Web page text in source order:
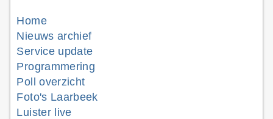
Home
Nieuws archief
Service update
Programmering
Poll overzicht
Foto's Laarbeek
Luister live